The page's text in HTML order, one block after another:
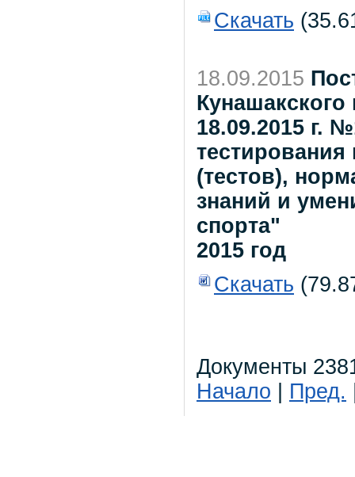
Скачать
18.09.2015
18.09.2015 г.
(тестов),
знаний и
спорта"
2015 год
Скачать
Документы
Начало
Пред.